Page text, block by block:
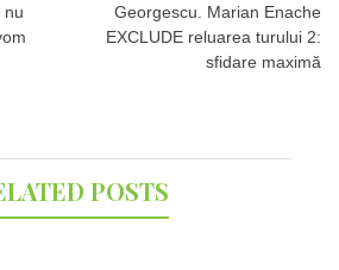
nu
Georgescu. Marian Enache
EXCLUDE reluarea turului 2:
sfidare maximă
POSTS